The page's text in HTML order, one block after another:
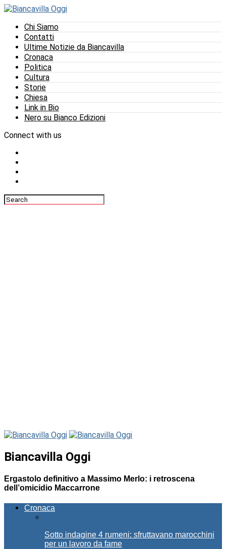
Chi Siamo
Contatti
Ultime Notizie da Biancavilla
Cronaca
Politica
Cultura
Storie
Chiesa
Link in Bio
Nero su Bianco Edizioni
Connect with us
Biancavilla Oggi
Ergastolo definitivo a Massimo Merlo: i retroscena
dell’omicidio Maccarrone
Cronaca
Sotto indagine 4 rumeni: sfruttavano marocchini
per un lavoro da fame